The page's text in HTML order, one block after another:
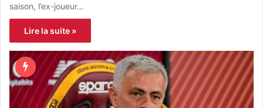
saison, l’ex-joueur…
Lire la suite »